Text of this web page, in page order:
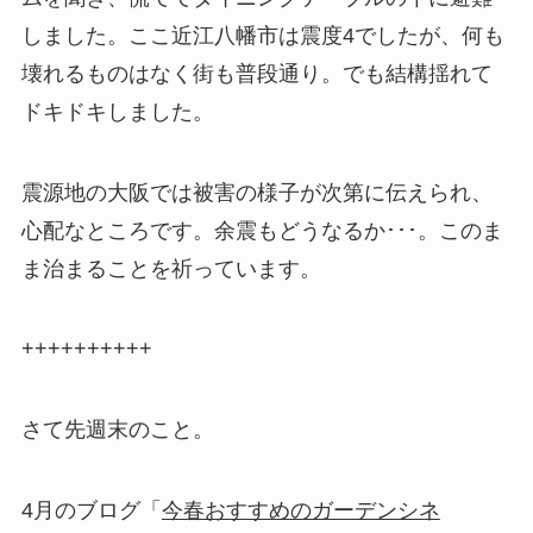
しました。ここ近江八幡市は震度4でしたが、何も
壊れるものはなく街も普段通り。でも結構揺れて
ドキドキしました。
震源地の大阪では被害の様子が次第に伝えられ、
心配なところです。余震もどうなるか･･･。このま
ま治まることを祈っています。
++++++++++
さて先週末のこと。
4月のブログ「 今春おすすめのガーデンシネ